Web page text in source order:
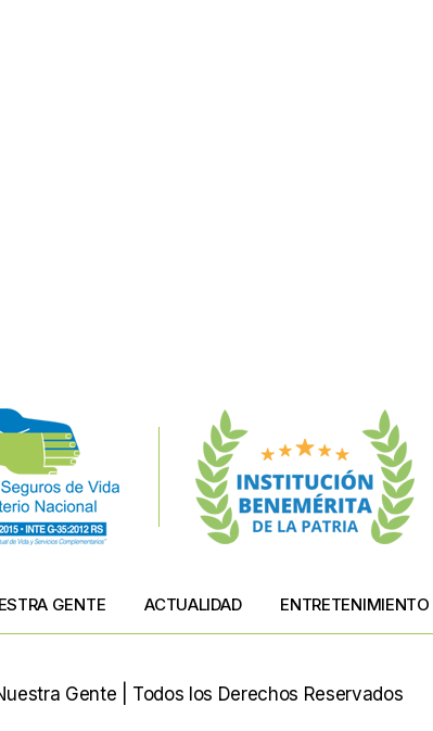
GENTE ACTUALIDAD ENTRETENIMIENTO
Gente | Todos los Derechos Reservados